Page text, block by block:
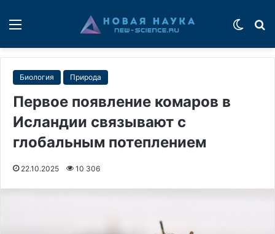
Биология Природа
Первое появление комаров в
Исландии связывают с
глобальным потеплением
22.10.2025 10 306